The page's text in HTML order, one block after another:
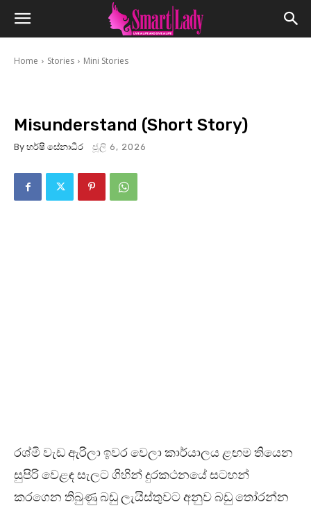
Home Stories Mini Stories
Misunderstand (Short Story)
By හර්ෂි සේනාධීර ජූලි 6, 2026
රශ්මි වැඩ ඇරිලා ඉවර වෙලා කාර්යාලය ළඟම තියෙන
සුපිරි වෙළඳ සැලට ගිහින් දුරකථනයේ සටහන්
කරගෙන තිබුණු බඩු ලැයිස්තුවට අනුව බඩු තෝරන්න